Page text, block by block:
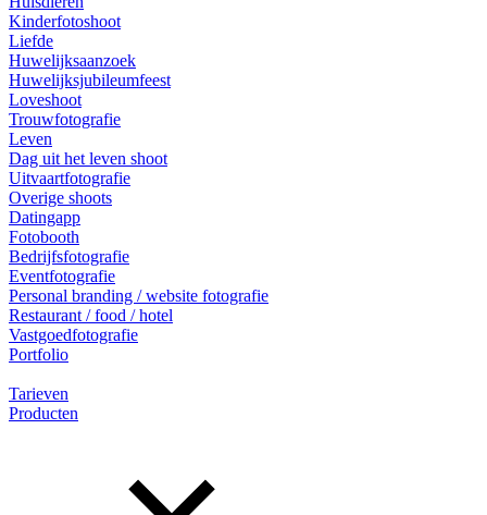
Kinderfotoshoot
Liefde
Huwelijksaanzoek
Huwelijksjubileumfeest
Loveshoot
Trouwfotografie
Leven
Dag uit het leven shoot
Uitvaartfotografie
Overige shoots
Datingapp
Fotobooth
Bedrijfsfotografie
Eventfotografie
Personal branding / website fotografie
Restaurant / food / hotel
Vastgoedfotografie
Portfolio
Tarieven
Producten